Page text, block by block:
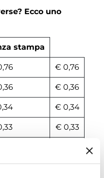
Ecco uno
stampa
€ 0,76
€ 0,36
€ 0,34
€ 0,33